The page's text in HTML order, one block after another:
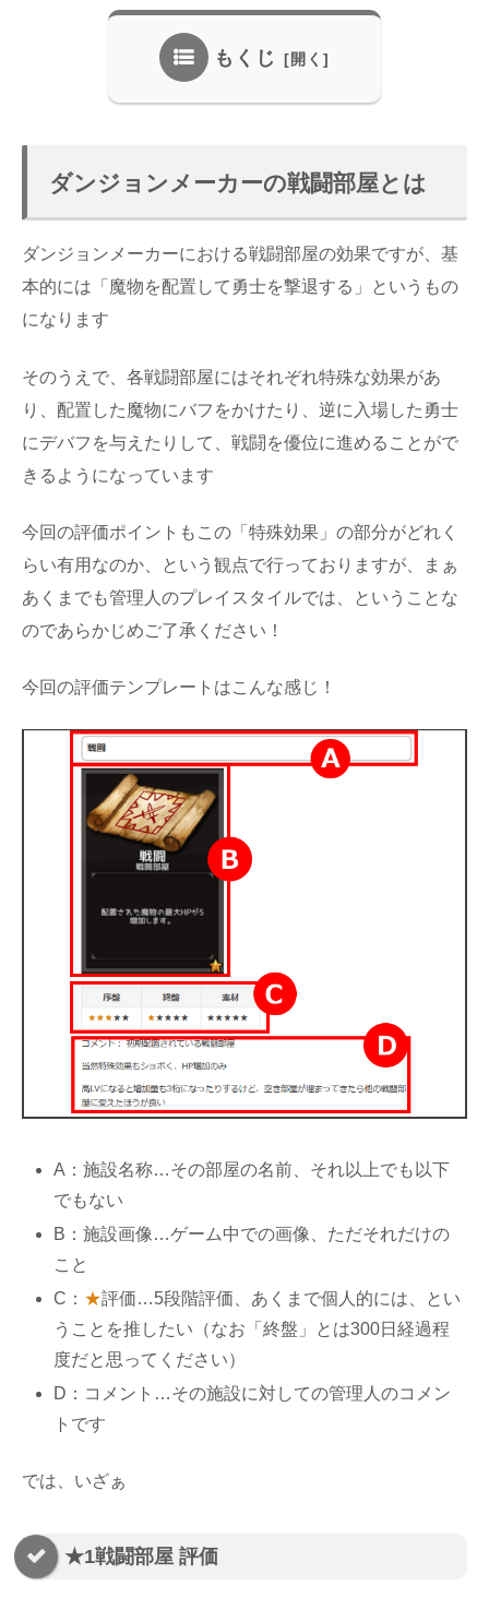
もくじ
ダンジョンメーカーの戦闘部屋とは
ダンジョンメーカーにおける戦闘部屋の効果ですが、基
本的には「魔物を配置して勇士を撃退する」というもの
になります
そのうえで、各戦闘部屋にはそれぞれ特殊な効果があ
り、配置した魔物にバフをかけたり、逆に入場した勇士
にデバフを与えたりして、戦闘を優位に進めることがで
きるようになっています
今回の評価ポイントもこの「特殊効果」の部分がどれく
らい有用なのか、という観点で行っておりますが、まぁ
あくまでも管理人のプレイスタイルでは、ということな
のであらかじめご了承ください！
今回の評価テンプレートはこんな感じ！
A：施設名称…その部屋の名前、それ以上でも以下
でもない
B：施設画像…ゲーム中での画像、ただそれだけの
こと
C： ★評価…5段階評価、あくまで個人的には、とい
うことを推したい（なお「終盤」とは300日経過程
度だと思ってください）
D：コメント…その施設に対しての管理人のコメン
トです
では、いざぁ
★1戦闘部屋 評価